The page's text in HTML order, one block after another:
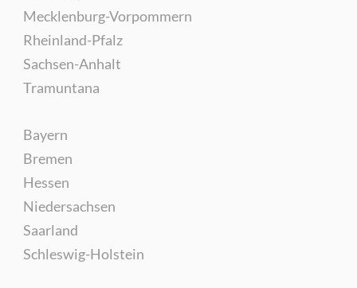
Mecklenburg-Vorpommern
Rheinland-Pfalz
Sachsen-Anhalt
Tramuntana
Bayern
Bremen
Hessen
Niedersachsen
Saarland
Schleswig-Holstein